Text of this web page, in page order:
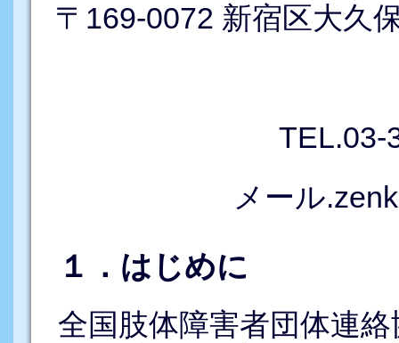
〒169-0072 新宿区大久
TEL.03-
メール
１．はじめに
全国肢体障害者団体連